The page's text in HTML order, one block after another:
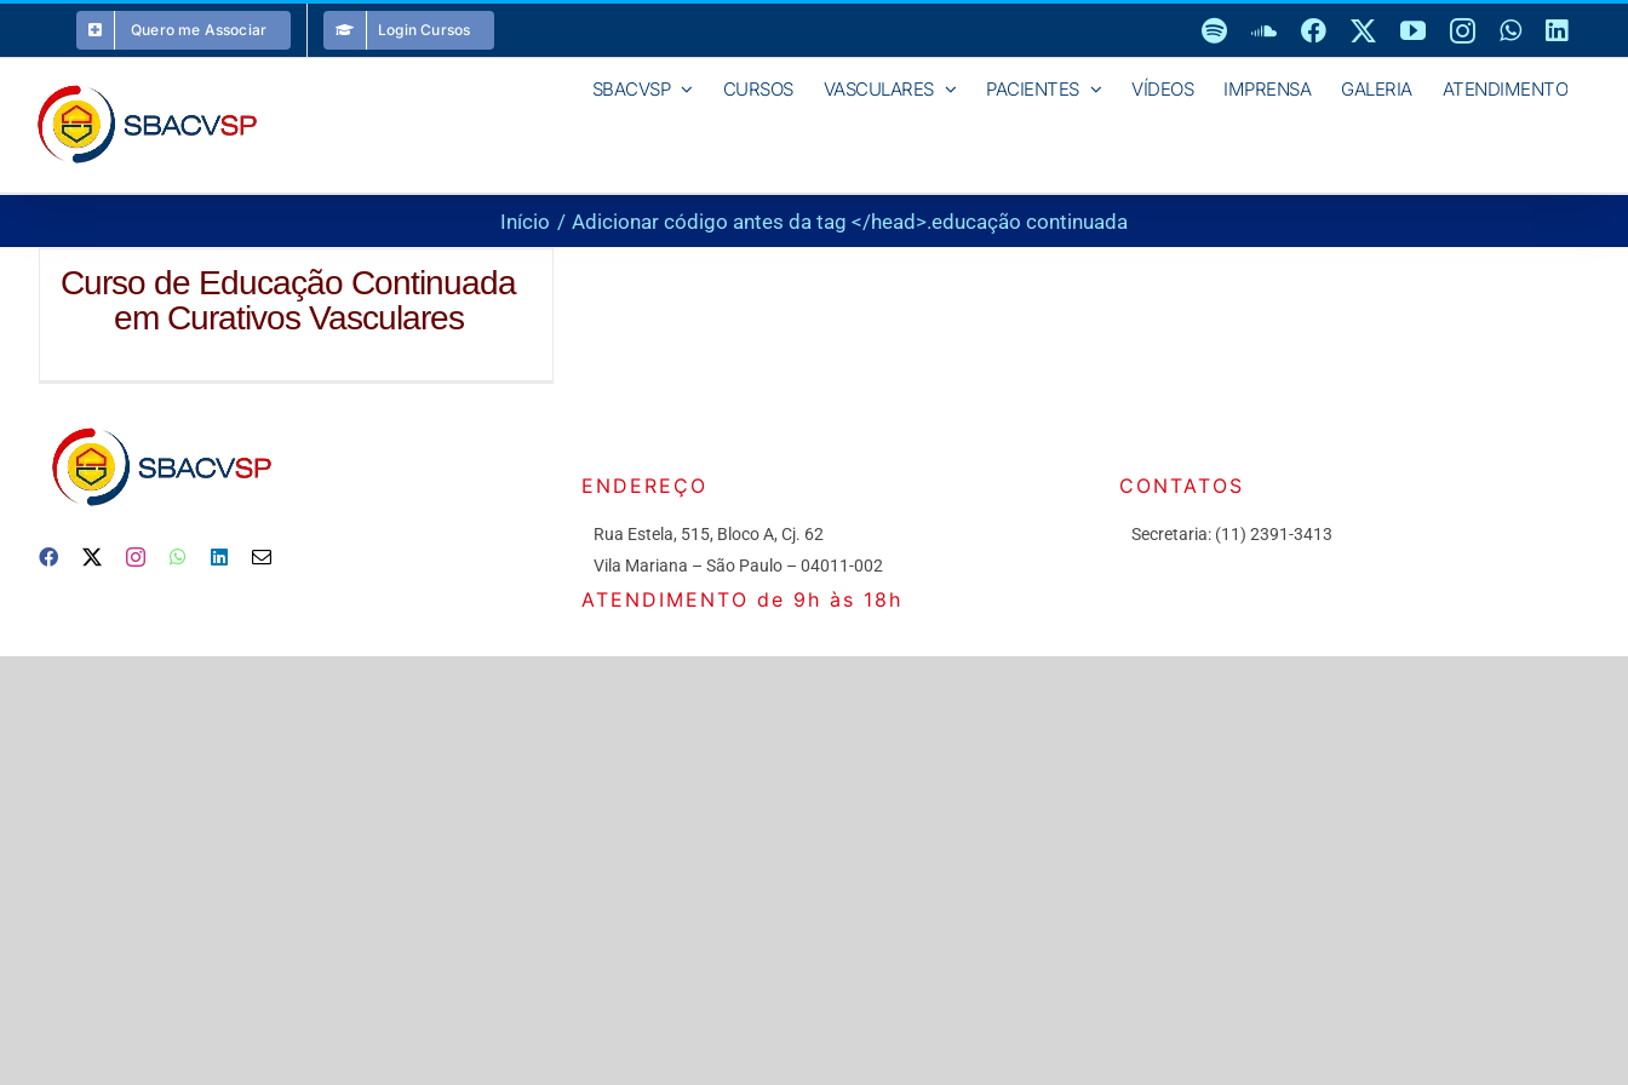
o
conteúdo
Quero me Associar Login Cursos SpotifySoundCloud
FacebookYouTubeInstagram
SBACVSP CURSOS VASCULARES PACIENTES VÍDEOS IMPRENSA GALERIA ATENDIMENTO
Início Adicionar código antes da tag </head>.educação continuada
Curso de Educação Continuada
em Curativos Vasculares
ENDEREÇO
Rua Estela, 515, Bloco A, Cj. 62
Vila Mariana – São Paulo – 04011-002
ATENDIMENTO de 9h às 18h
CONTATOS
Secretaria: (11) 2391-3413